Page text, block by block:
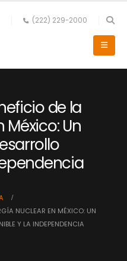
(222) 229-2000
de la
México: Un
NUCLEAR EN MÉXICO: UN
Y LA INDEPENDENCIA